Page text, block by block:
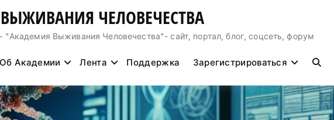
ЧЕЛОВЕЧЕСТВА
Выживания Человечества"- сайт, портал, блог, соцсеть, форум
Об Академии Лента Поддержка Зарегистрироваться